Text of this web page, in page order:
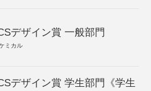
デザイン賞 一般部門
ミカル
デザイン賞 学生部門《学生